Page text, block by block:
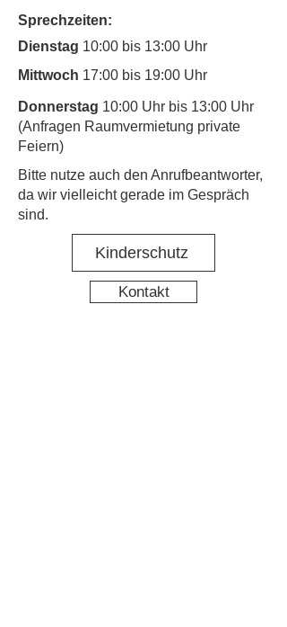
Sprechzeiten:
Dienstag 10:00 bis 13:00 Uhr
Mittwoch 17:00 bis 19:00 Uhr
Donnerstag 10:00 Uhr bis 13:00 Uhr
(Anfragen Raumvermietung private
Feiern)
​Bitte nutze auch den Anrufbeantworter,
da wir vielleicht gerade im Gespräch
sind.
Kinderschutz
Kontakt